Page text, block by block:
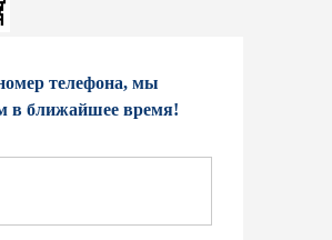
телефона, мы
в ближайшее время!